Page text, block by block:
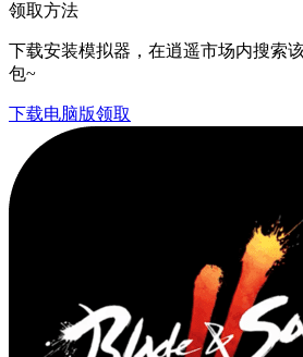
领取方法
下载安装模拟器，在逍遥市场内搜索
包~
下载电脑版领取